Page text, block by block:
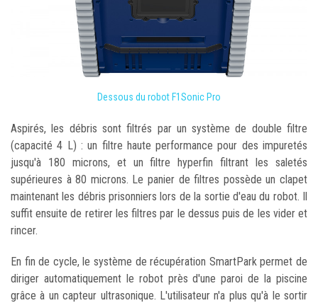
Dessous du robot F1Sonic Pro
Aspirés, les débris sont filtrés par un système de double filtre
(capacité 4 L) : un filtre haute performance pour des impuretés
jusqu'à 180 microns, et un filtre hyperfin filtrant les saletés
supérieures à 80 microns. Le panier de filtres possède un clapet
maintenant les débris prisonniers lors de la sortie d'eau du robot. Il
suffit ensuite de retirer les filtres par le dessus puis de les vider et
rincer.
En fin de cycle, le système de récupération SmartPark permet de
diriger automatiquement le robot près d'une paroi de la piscine
grâce à un capteur ultrasonique. L'utilisateur n'a plus qu'à le sortir